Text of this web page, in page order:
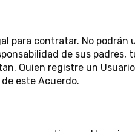
para contratar. No
de sus
Quien registre un
este Acuerdo.